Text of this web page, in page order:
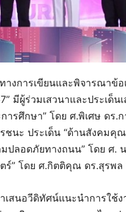
ทางการเขียนและพิจารณา
มีผู้ร่วมเสวนาและประเด็น
รศึกษา” โดย ศ.พิเศษ ดร.
ชนะ ประเด็น “ด้านสังคม
ปลอดภัยทางถนน” โดย ศ.
ร์” โดย ศ.กิตติคุณ ดร.สุรพ
สนอวีดิทัศน์แนะนำการใช้ง